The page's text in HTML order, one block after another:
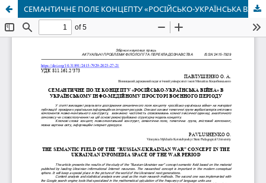
СЕМАНТИЧНЕ ПОЛЕ КОНЦЕПТУ «РОСІЙСЬКО-УКРАЇНСЬКА ВІЙНА» В УКРАЇНСЬКОМУ ІНФО-МЕДІЙНОМУ ПРОСТОРІ ВОЄННОГО ПЕРІОДУ